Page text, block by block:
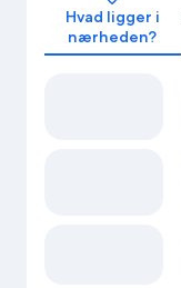
Hvad ligger i
nærheden?